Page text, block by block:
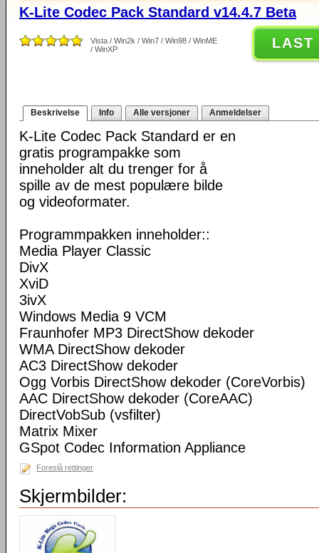
K-Lite Codec Pack Standard v14.4.7 Beta
Vista / Win2k / Win7 / Win98 / WinME
/ WinXP
LAST
Beskrivelse Info Alle versjoner Anmeldelser
K-Lite Codec Pack Standard er en
gratis programpakke som
inneholder alt du trenger for å
spille av de mest populære bilde
og videoformater.
Programmpakken inneholder::
Media Player Classic
DivX
XviD
3ivX
Windows Media 9 VCM
Fraunhofer MP3 DirectShow dekoder
WMA DirectShow dekoder
AC3 DirectShow dekoder
Ogg Vorbis DirectShow dekoder (CoreVorbis)
AAC DirectShow dekoder (CoreAAC)
DirectVobSub (vsfilter)
Matrix Mixer
GSpot Codec Information Appliance
Foreslå rettinger
Skjermbilder: